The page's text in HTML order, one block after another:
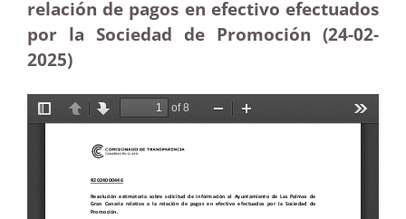
relación de pagos en efectivo efectuados
por la Sociedad de Promoción (24-02-
2025)